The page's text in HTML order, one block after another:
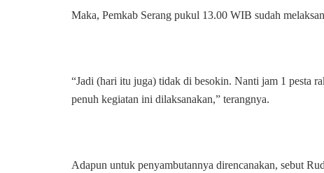
Maka, Pemkab Serang pukul 13.00 WIB sudah
“Jadi (hari itu juga) tidak di besokin. Nanti jam 1 pesta
penuh kegiatan ini dilaksanakan,” terangnya.
Adapun untuk penyambutannya direncanakan, sebut